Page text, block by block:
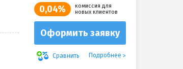
0,04%
комиссия для
новых клиентов
Оформить заявку
Сравнить Подробнее